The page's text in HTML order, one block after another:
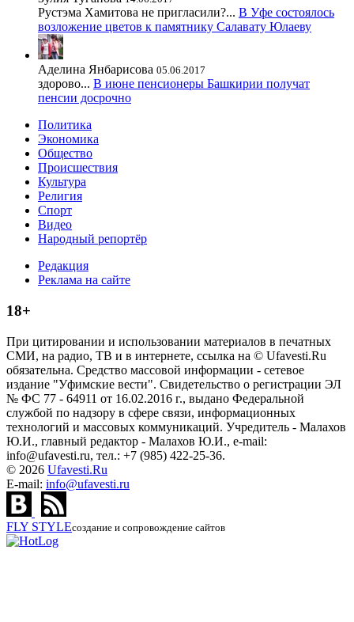
Рустэма Хамитова не пригласили?... В Уфе состоялось
возложение цветов к памятнику Салавату Юлаеву
Аделина Янбарисова 05.06.2017
здорово... В июне пенсионеры Башкирии получат
пенсии досрочно
Политика
Экономика
Общество
Происшествия
Культура
Религия
Спорт
Видео
Народный репортёр
Редакция
Реклама на сайте
18+
При цитировании и использовании материалов в печатных
СМИ, на радио, ТВ и в интернете, ссылка на © Ufavesti.Ru
обязательна. Средство массовой информации - сетевое
издание "Уфимские вести". Свидетельство о регистрации ЭЛ
№ ФС 77 - 64911 от 16.02.2016 г., выдано Федеральной
службой по надзору в сфере связи, информационных
технологий и массовых коммуникаций. Учредитель - Малахов
Ю.И., главный редактор - Малахов Ю.И., e-mail:
info@ufavesti.ru, тел.: +7 (985) 422-25-36.
© 2026 Ufavesti.Ru
E-mail: info@ufavesti.ru
FLY STYLEсоздание и сопровождение сайтов